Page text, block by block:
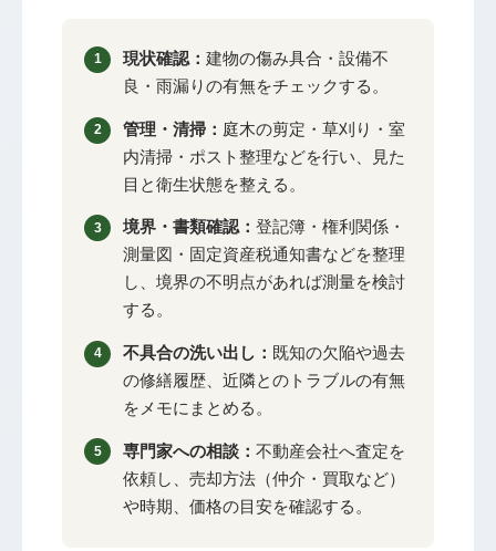
現状確認：建物の傷み具合・設備不
良・雨漏りの有無をチェックする。
管理・清掃： 庭木の剪定・草刈り・室
内清掃・ポスト整理などを行い、見た
目と衛生状態を整える。
境界・書類確認：登記簿・権利関係・
測量図・固定資産税通知書などを整理
し、境界の不明点があれば測量を検討
する。
不具合の洗い出し： 既知の欠陥や過去
の修繕履歴、近隣とのトラブルの有無
をメモにまとめる。
専門家への相談：不動産会社へ査定を
依頼し、売却方法（仲介・買取など）
や時期、価格の目安を確認する。